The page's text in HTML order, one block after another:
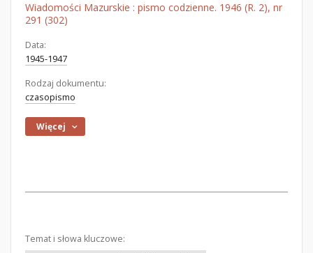
Wiadomości Mazurskie : pismo codzienne. 1946 (R. 2), nr
291 (302)
Data:
1945-1947
Rodzaj dokumentu:
czasopismo
Więcej
Temat i słowa kluczowe: